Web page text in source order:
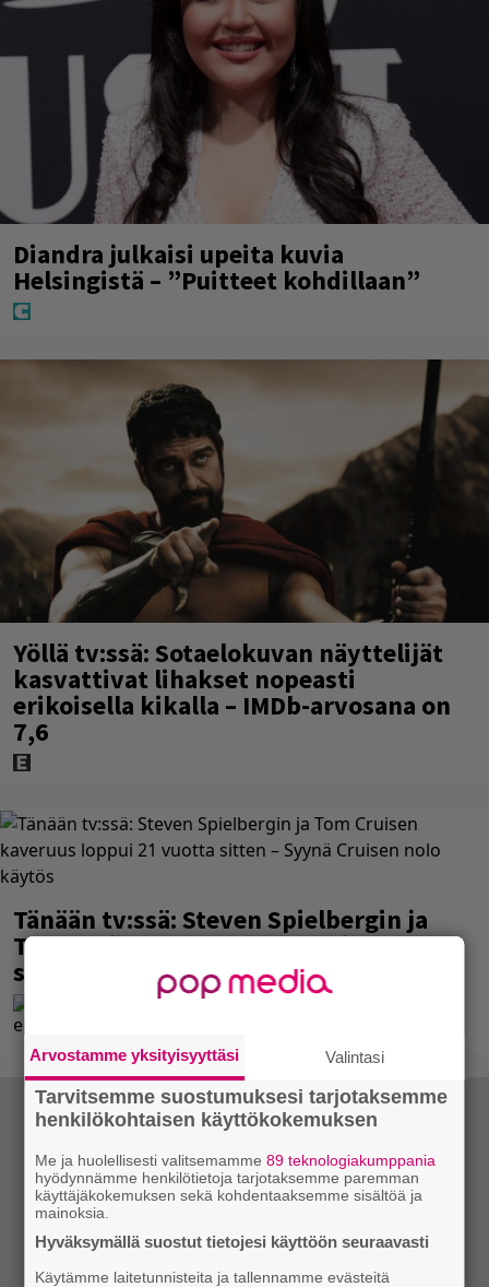
Diandra julkaisi upeita kuvia
Helsingistä – ”Puitteet kohdillaan”
Yöllä tv:ssä: Sotaelokuvan näyttelijät
kasvattivat lihakset nopeasti
erikoisella kikalla – IMDb-arvosana on
7,6
Tänään tv:ssä: Steven Spielbergin ja
Tom Cruisen kaveruus loppui 21 vuotta
sitten – Syynä Cruisen nolo käytös
Arvostamme yksityisyyttäsi Valintasi
Tarvitsemme suostumuksesi tarjotaksemme
henkilökohtaisen käyttökokemuksen
Me ja huolellisesti valitsemamme89 teknologiakumppania
hyödynnämme henkilötietoja tarjotaksemme paremman
käyttäjäkokemuksen sekä kohdentaaksemme sisältöä ja
mainoksia.
Hyväksymällä suostut tietojesi käyttöön seuraavasti
Käytämme laitetunnisteita ja tallennamme evästeitä